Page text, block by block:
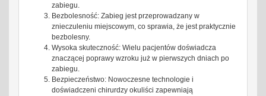
zabiegu.
Bezbolesność: Zabieg jest przeprowadzany w
znieczuleniu miejscowym, co sprawia, że jest praktycznie
bezbolesny.
Wysoka skuteczność: Wielu pacjentów doświadcza
znaczącej poprawy wzroku już w pierwszych dniach po
zabiegu.
Bezpieczeństwo: Nowoczesne technologie i
doświadczeni chirurdzy okuliści zapewniają